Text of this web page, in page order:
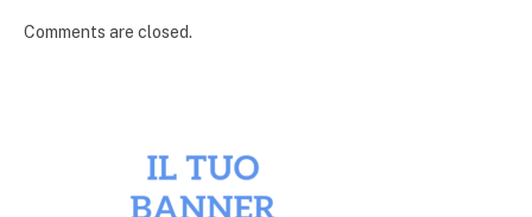
Comments are closed.